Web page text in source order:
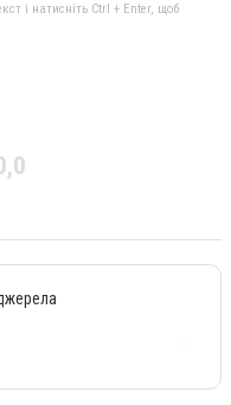
і натисніть Ctrl + Enter, щоб